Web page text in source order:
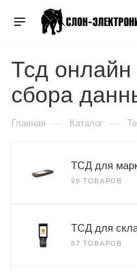
Тсд
сбора
Главная — Каталог —
ТСД для
96 ТОВАРОВ
ТСД для
67 ТОВАРОВ